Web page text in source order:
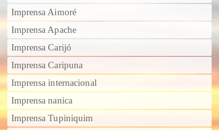
Imprensa Aimoré
Imprensa Apache
Imprensa Carijó
Imprensa Caripuna
Imprensa internacional
Imprensa nanica
Imprensa Tupiniquim